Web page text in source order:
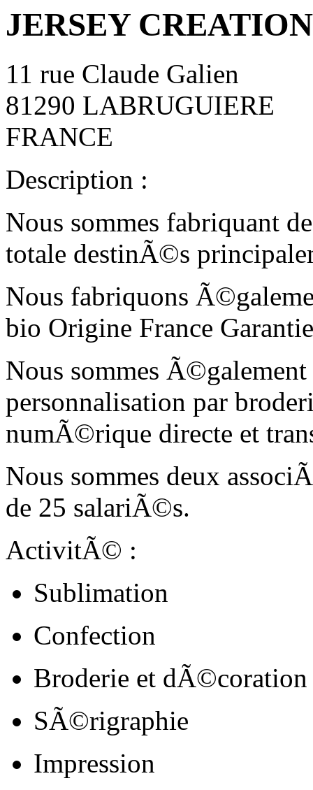
JERSEY
11 rue Claude Galien
81290 LABRUGUIERE
FRANCE
Description :
Nous sommes fabriquant
totale destinÃ©s
Nous fabriquons
bio Origine France
Nous sommes
personnalisation par
numÃ©rique directe et
Nous sommes deux
de 25 salariÃ©s.
ActivitÃ© :
Sublimation
Confection
Broderie et dÃ©coration
SÃ©rigraphie
Impression